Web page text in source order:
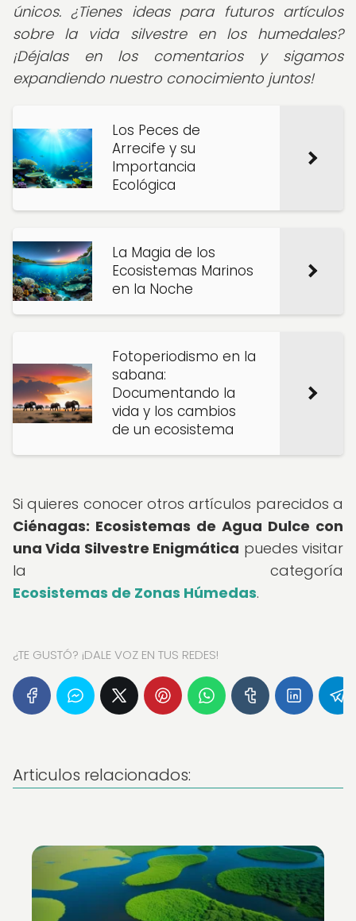
únicos. ¿Tienes ideas para futuros artículos
sobre la vida silvestre en los humedales?
¡Déjalas en los comentarios y sigamos
expandiendo nuestro conocimiento juntos!
Los Peces de
Arrecife y su
Importancia
Ecológica
La Magia de los
Ecosistemas Marinos
en la Noche
Fotoperiodismo en la
sabana:
Documentando la
vida y los cambios
de un ecosistema
Si quieres conocer otros artículos parecidos a
Ciénagas: Ecosistemas de Agua Dulce con
una Vida Silvestre Enigmática puedes visitar
la categoría
Ecosistemas de Zonas Húmedas.
¿TE GUSTÓ? ¡DALE VOZ EN TUS REDES!
Articulos relacionados: